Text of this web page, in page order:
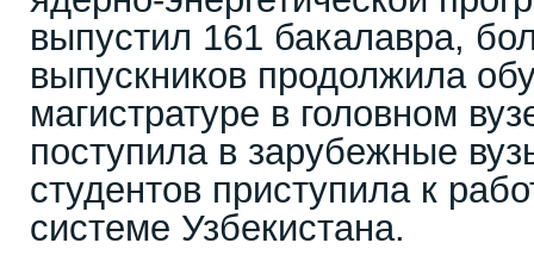
выпустил 161 бакалавра,
выпускников продолжила
магистратуре в головном
поступила в зарубежные
студентов приступила к
системе Узбекистана.